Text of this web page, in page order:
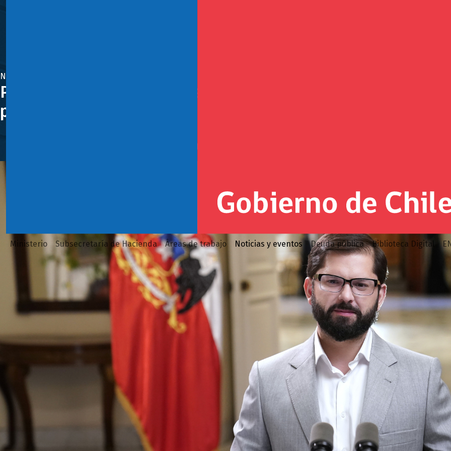
Ministerio Subsecretaría de Hacienda Áreas de trabajo Noticias y eventos Deuda pública Biblioteca Digital
Noviembre 2, 2022
Presidente Gabriel Boric presentó los contenidos del
pensiones